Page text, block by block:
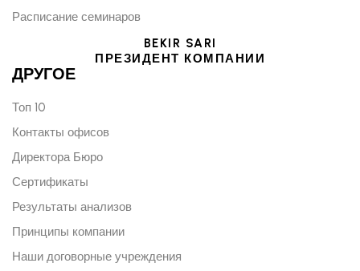
BEKIR SARI
ПРЕЗИДЕНТ КОМПАНИИ
Расписание семинаров
ДРУГОЕ
Топ 10
Контакты офисов
Директора Бюро
Сертификаты
Результаты анализов
Принципы компании
Наши договорные учреждения